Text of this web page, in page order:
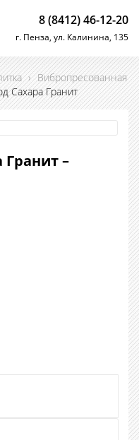
8 (8412) 46-12-20
г. Пенза, ул. Калинина, 135
› Вибропресованная
Сахара Гранит
–